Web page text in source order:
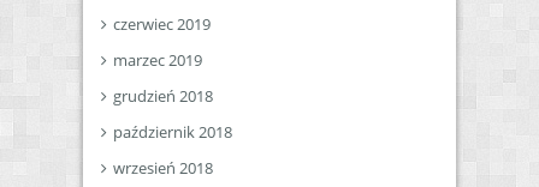
czerwiec 2019
marzec 2019
grudzień 2018
październik 2018
wrzesień 2018